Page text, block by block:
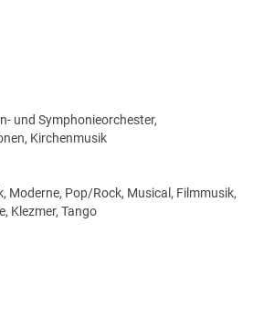
und Symphonieorchester,
Kirchenmusik
Moderne, Pop/Rock, Musical, Filmmusik,
Klezmer, Tango